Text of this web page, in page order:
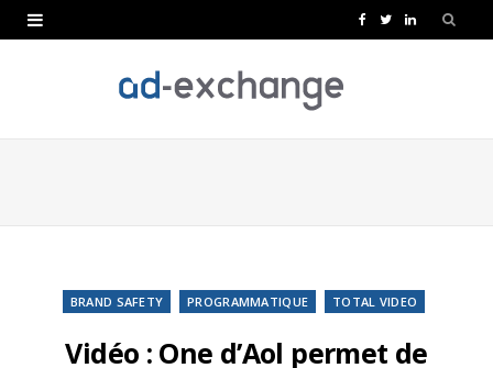
e
k
T
t
L
k
BRAND SAFETY PROGRAMMATIQUE TOTAL VIDEO
Vidéo : One d’Aol permet de